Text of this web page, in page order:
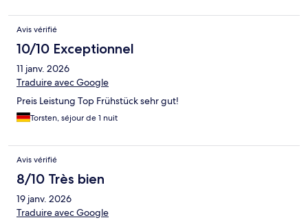
Avis vérifié
10/10 Exceptionnel
11 janv. 2026
Traduire avec Google
Preis Leistung Top Frühstück sehr gut!
Torsten, séjour de 1 nuit
Avis vérifié
8/10 Très bien
19 janv. 2026
Traduire avec Google